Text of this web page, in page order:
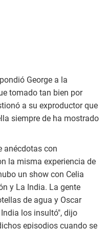
George a la
tomado tan bien por
a su exproductor que
siempre de ha mostrado
anécdotas con
la misma experiencia de
un show con Celia
y La India. La gente
de agua y Oscar
los insultó", dijo
episodios cuando se